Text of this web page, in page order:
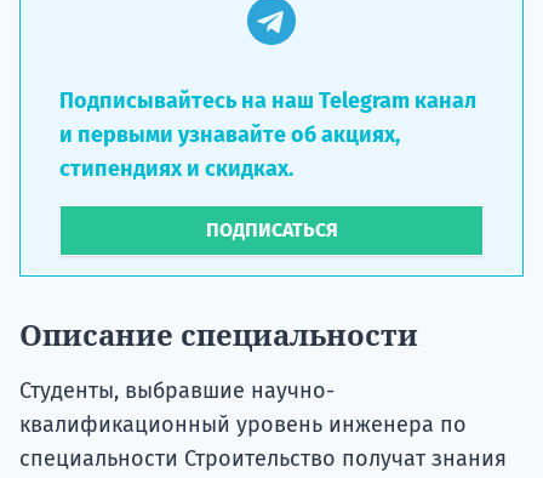
Подписывайтесь на наш Telegram канал
и первыми узнавайте об акциях,
стипендиях и скидках.
ПОДПИСАТЬСЯ
Описание специальности
Студенты, выбравшие научно-
квалификационный уровень инженера по
специальности Строительство получат знания